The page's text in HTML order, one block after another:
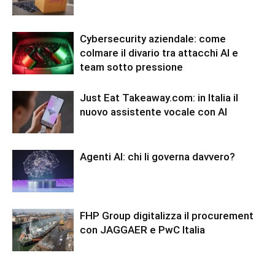
Cybersecurity aziendale: come
colmare il divario tra attacchi AI e
team sotto pressione
Just Eat Takeaway.com: in Italia il
nuovo assistente vocale con AI
Agenti AI: chi li governa davvero?
FHP Group digitalizza il procurement
con JAGGAER e PwC Italia